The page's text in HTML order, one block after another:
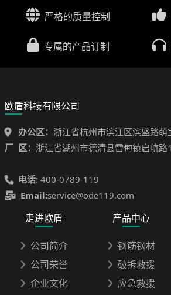
严格的质量控制
专属的产品订制
欧盾科技有限公司
办公区： 浙江省杭州市滨江区滨盛路
厂 区： 浙江省湖州市德清县雷甸镇启航
电话: 400-0789-119
Email:service@ode119.com
走进欧盾
公司简介
公司荣誉
企业文化
产品中心
钢筋钢材
破拆救援
应急救援